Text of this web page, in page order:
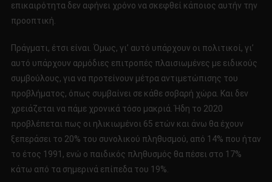
επικαιρότητα δεν αφήνει χρόνο να σκεφθεί κάποιος αυτήν την
προοπτική.
Πράγματι, έτσι είναι. Όμως, γι’ αυτό υπάρχουν οι πολιτικοί, γι’
αυτό υπάρχουν αρμόδιες επιτροπές πλαισιωμένες με ειδικούς
συμβούλους, για να προτείνουν μέτρα αντιμετώπισης του
προβλήματος, όπως συμβαίνει σε κάθε σοβαρή χώρα. Και δεν
χρειάζεται να πάμε χρονικά τόσο μακριά. Ήδη το 2020
προβλέπεται πως οι ηλικιωμένοι 65 ετών και άνω θα έχουν
ξεπεράσει το 20% του συνολικού πληθυσμού, από 14% που ήταν
το έτος 1991, ενώ ο παιδικός πληθυσμός θα πέσει στο 17%
κάτω από τα σημερινά επίπεδα του 19%.